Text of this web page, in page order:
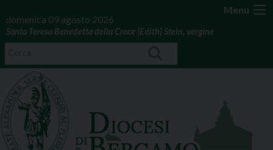
Menu
domenica 09 agosto 2026
Santa Teresa Benedetta della Croce (Edith) Stein, vergine